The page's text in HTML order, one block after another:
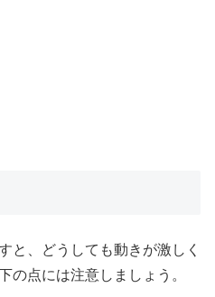
と、どうしても動きが激しく
の点には注意しましょう。